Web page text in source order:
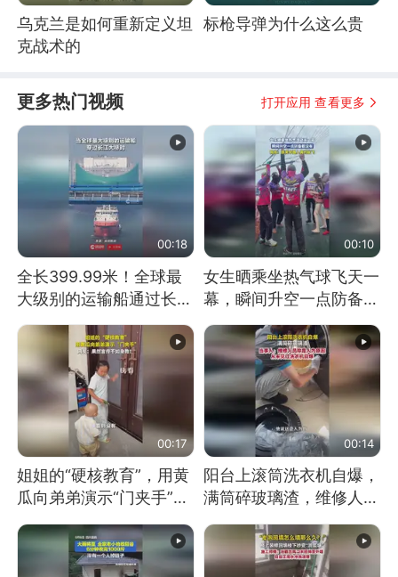
乌克兰是如何重新定义坦
克战术的
标枪导弹为什么这么贵
更多热门视频 打开应用 查看更多
00:18
全长399.99米！全球最
大级别的运输船通过长江
大桥这一幕，太震撼了！
00:10
女生晒乘坐热气球飞天一
幕，瞬间升空一点防备都
没有
00:17
姐姐的“硬核教育”，用黄
瓜向弟弟演示“门夹手”，
网友：果然言传不如身
教！
00:14
阳台上滚筒洗衣机自爆，
满筒碎玻璃渣，维修人员
称是人为原因，从未见过
洗衣机自爆